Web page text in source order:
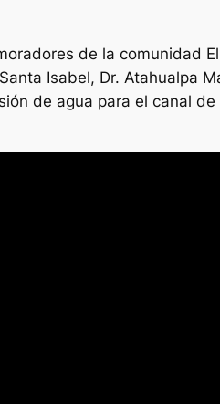
de la comunidad
Isabel, Dr. Atahualpa
de agua para el canal